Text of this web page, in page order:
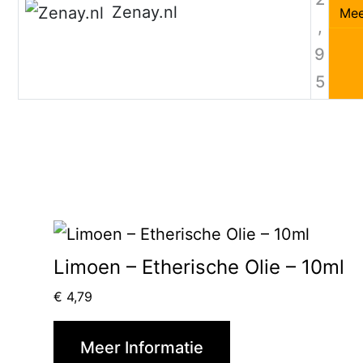
Zenay.nl
,
9
5
Limoen – Etherische Olie – 10ml
€ 4,79
Meer Informatie